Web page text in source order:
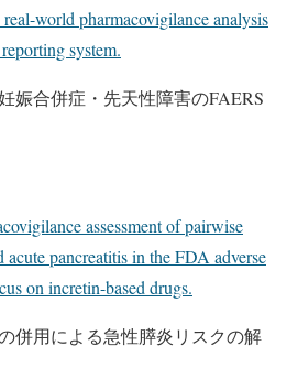
world pharmacovigilance analysis
system.
娠合併症・先天性障害のFAERS
assessment of pairwise
pancreatitis in the FDA adverse
on incretin-based drugs.
併用による急性膵炎リスクの解